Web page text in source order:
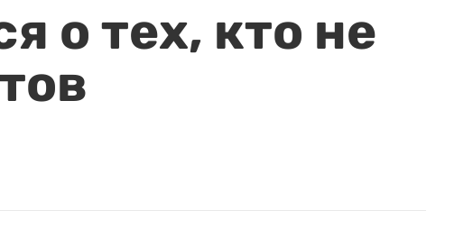
о тех, кто не